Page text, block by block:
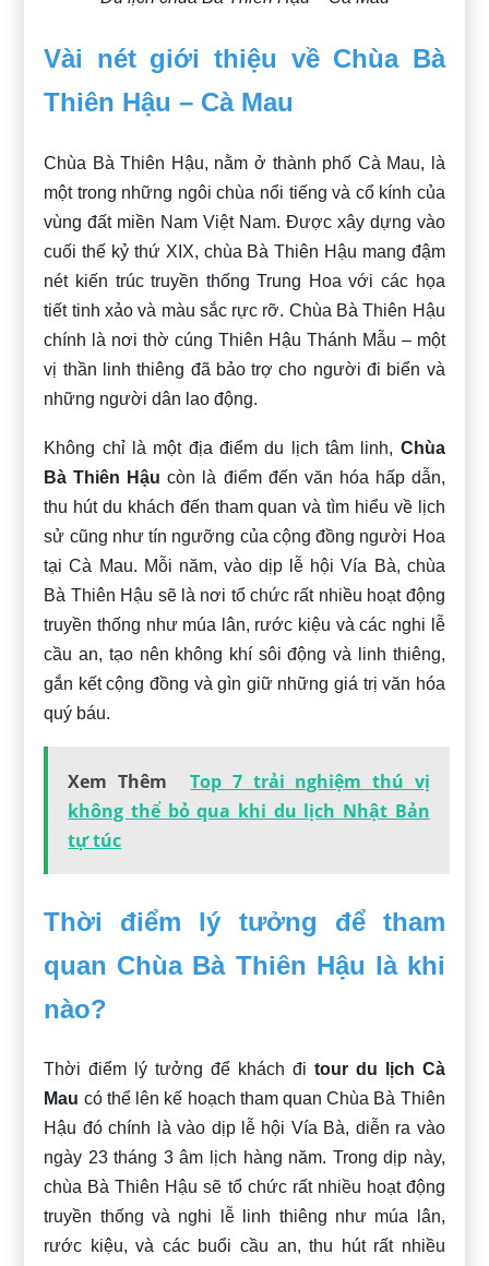
Vài nét giới thiệu về Chùa Bà
Thiên Hậu – Cà Mau
Chùa Bà Thiên Hậu, nằm ở thành phố Cà Mau, là
một trong những ngôi chùa nổi tiếng và cổ kính của
vùng đất miền Nam Việt Nam. Được xây dựng vào
cuối thế kỷ thứ XIX, chùa Bà Thiên Hậu mang đậm
nét kiến trúc truyền thống Trung Hoa với các họa
tiết tinh xảo và màu sắc rực rỡ. Chùa Bà Thiên Hậu
chính là nơi thờ cúng Thiên Hậu Thánh Mẫu – một
vị thần linh thiêng đã bảo trợ cho người đi biển và
những người dân lao động.
Không chỉ là một địa điểm du lịch tâm linh, Chùa
Bà Thiên Hậu còn là điểm đến văn hóa hấp dẫn,
thu hút du khách đến tham quan và tìm hiểu về lịch
sử cũng như tín ngưỡng của cộng đồng người Hoa
tại Cà Mau. Mỗi năm, vào dịp lễ hội Vía Bà, chùa
Bà Thiên Hậu sẽ là nơi tổ chức rất nhiều hoạt động
truyền thống như múa lân, rước kiệu và các nghi lễ
cầu an, tạo nên không khí sôi động và linh thiêng,
gắn kết cộng đồng và gìn giữ những giá trị văn hóa
quý báu.
Xem Thêm
Top 7 trải nghiệm thú vị
không thể bỏ qua khi du lịch Nhật Bản
tự túc
Thời điểm lý tưởng để tham
quan Chùa Bà Thiên Hậu là khi
nào?
Thời điểm lý tưởng để khách đi tour du lịch Cà
Mau có thể lên kế hoạch tham quan Chùa Bà Thiên
Hậu đó chính là vào dịp lễ hội Vía Bà, diễn ra vào
ngày 23 tháng 3 âm lịch hàng năm. Trong dịp này,
chùa Bà Thiên Hậu sẽ tổ chức rất nhiều hoạt động
truyền thống và nghi lễ linh thiêng như múa lân,
rước kiệu, và các buổi cầu an, thu hút rất nhiều